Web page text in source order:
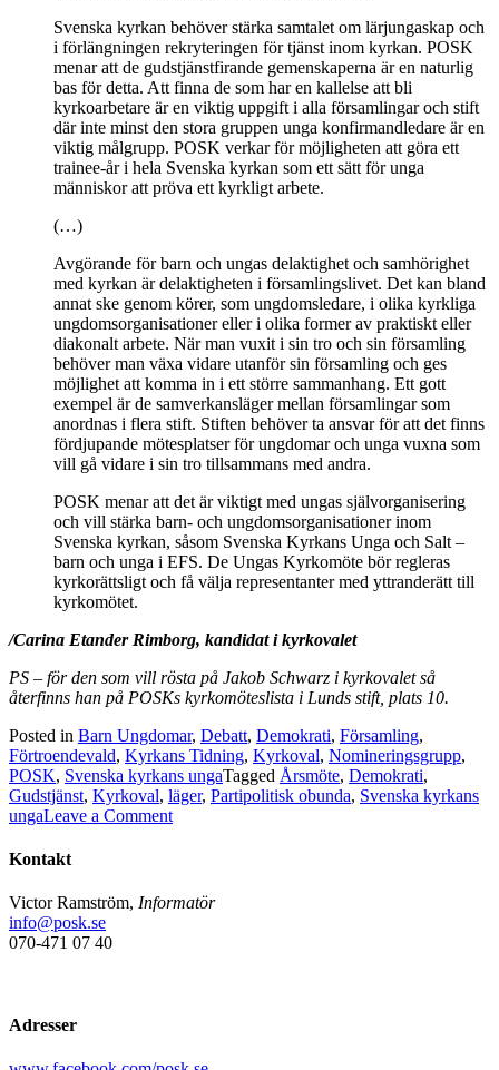
Svenska kyrkan behöver stärka samtalet om lärjungaskap och
i förlängningen rekryteringen för tjänst inom kyrkan. POSK
menar att de gudstjänstfirande gemenskaperna är en naturlig
bas för detta. Att finna de som har en kallelse att bli
kyrkoarbetare är en viktig uppgift i alla församlingar och stift
där inte minst den stora gruppen unga konfirmandledare är en
viktig målgrupp. POSK verkar för möjligheten att göra ett
trainee-år i hela Svenska kyrkan som ett sätt för unga
människor att pröva ett kyrkligt arbete.
(…)
Avgörande för barn och ungas delaktighet och samhörighet
med kyrkan är delaktigheten i församlingslivet. Det kan bland
annat ske genom körer, som ungdomsledare, i olika kyrkliga
ungdomsorganisationer eller i olika former av praktiskt eller
diakonalt arbete. När man vuxit i sin tro och sin församling
behöver man växa vidare utanför sin församling och ges
möjlighet att komma in i ett större sammanhang. Ett gott
exempel är de samverkansläger mellan församlingar som
anordnas i flera stift. Stiften behöver ta ansvar för att det finns
fördjupande mötesplatser för ungdomar och unga vuxna som
vill gå vidare i sin tro tillsammans med andra.
POSK menar att det är viktigt med ungas självorganisering
och vill stärka barn- och ungdomsorganisationer inom
Svenska kyrkan, såsom Svenska Kyrkans Unga och Salt –
barn och unga i EFS. De Ungas Kyrkomöte bör regleras
kyrkorättsligt och få välja representanter med yttranderätt till
kyrkomötet.
/Carina Etander Rimborg, kandidat i kyrkovalet
PS – för den som vill rösta på Jakob Schwarz i kyrkovalet så
återfinns han på POSKs kyrkomöteslista i Lunds stift, plats 10.
Posted in Barn Ungdomar, Debatt, Demokrati, Församling,
Förtroendevald, Kyrkans Tidning, Kyrkoval, Nomineringsgrupp,
POSK, Svenska kyrkans ungaTagged Årsmöte, Demokrati,
Gudstjänst, Kyrkoval, läger, Partipolitisk obunda, Svenska kyrkans
ungaLeave a Commenton
framtid
Kontakt
Victor Ramström, Informatör
info@posk.se
070-471 07 40
Adresser